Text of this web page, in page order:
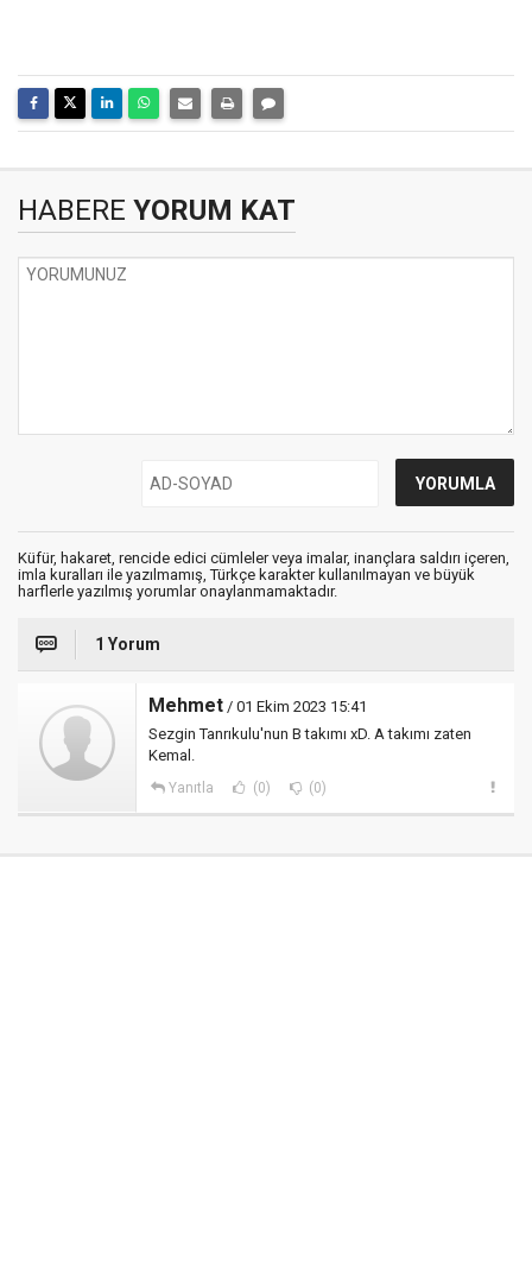
HABERE YORUM KAT
Küfür, hakaret, rencide edici cümleler veya imalar, inançlara saldırı içeren,
imla kuralları ile yazılmamış, Türkçe karakter kullanılmayan ve büyük
harflerle yazılmış yorumlar onaylanmamaktadır.
1 Yorum
Mehmet / 01 Ekim 2023 15:41
Sezgin Tanrıkulu'nun B takımı xD. A takımı zaten
Kemal.
Yanıtla (0) (0)